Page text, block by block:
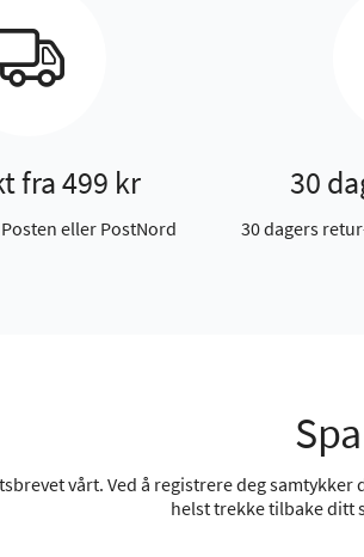
fra 499 kr
eller PostNord
30
30 dagers
vårt. Ved å registrere deg
helst trekke tilbake ditt